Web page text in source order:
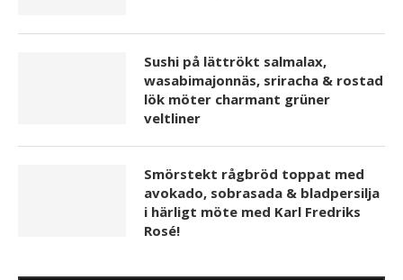
Sushi på lättrökt salmalax,
wasabimajonnäs, sriracha & rostad
lök möter charmant grüner
veltliner
Smörstekt rågbröd toppat med
avokado, sobrasada & bladpersilja
i härligt möte med Karl Fredriks
Rosé!